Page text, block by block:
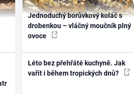
Jednoduchý borůvkový koláč s
drobenkou – vláčný moučník plný
ovoce
Léto bez přehřáté kuchyně. Jak
vařit i během tropických dnů?